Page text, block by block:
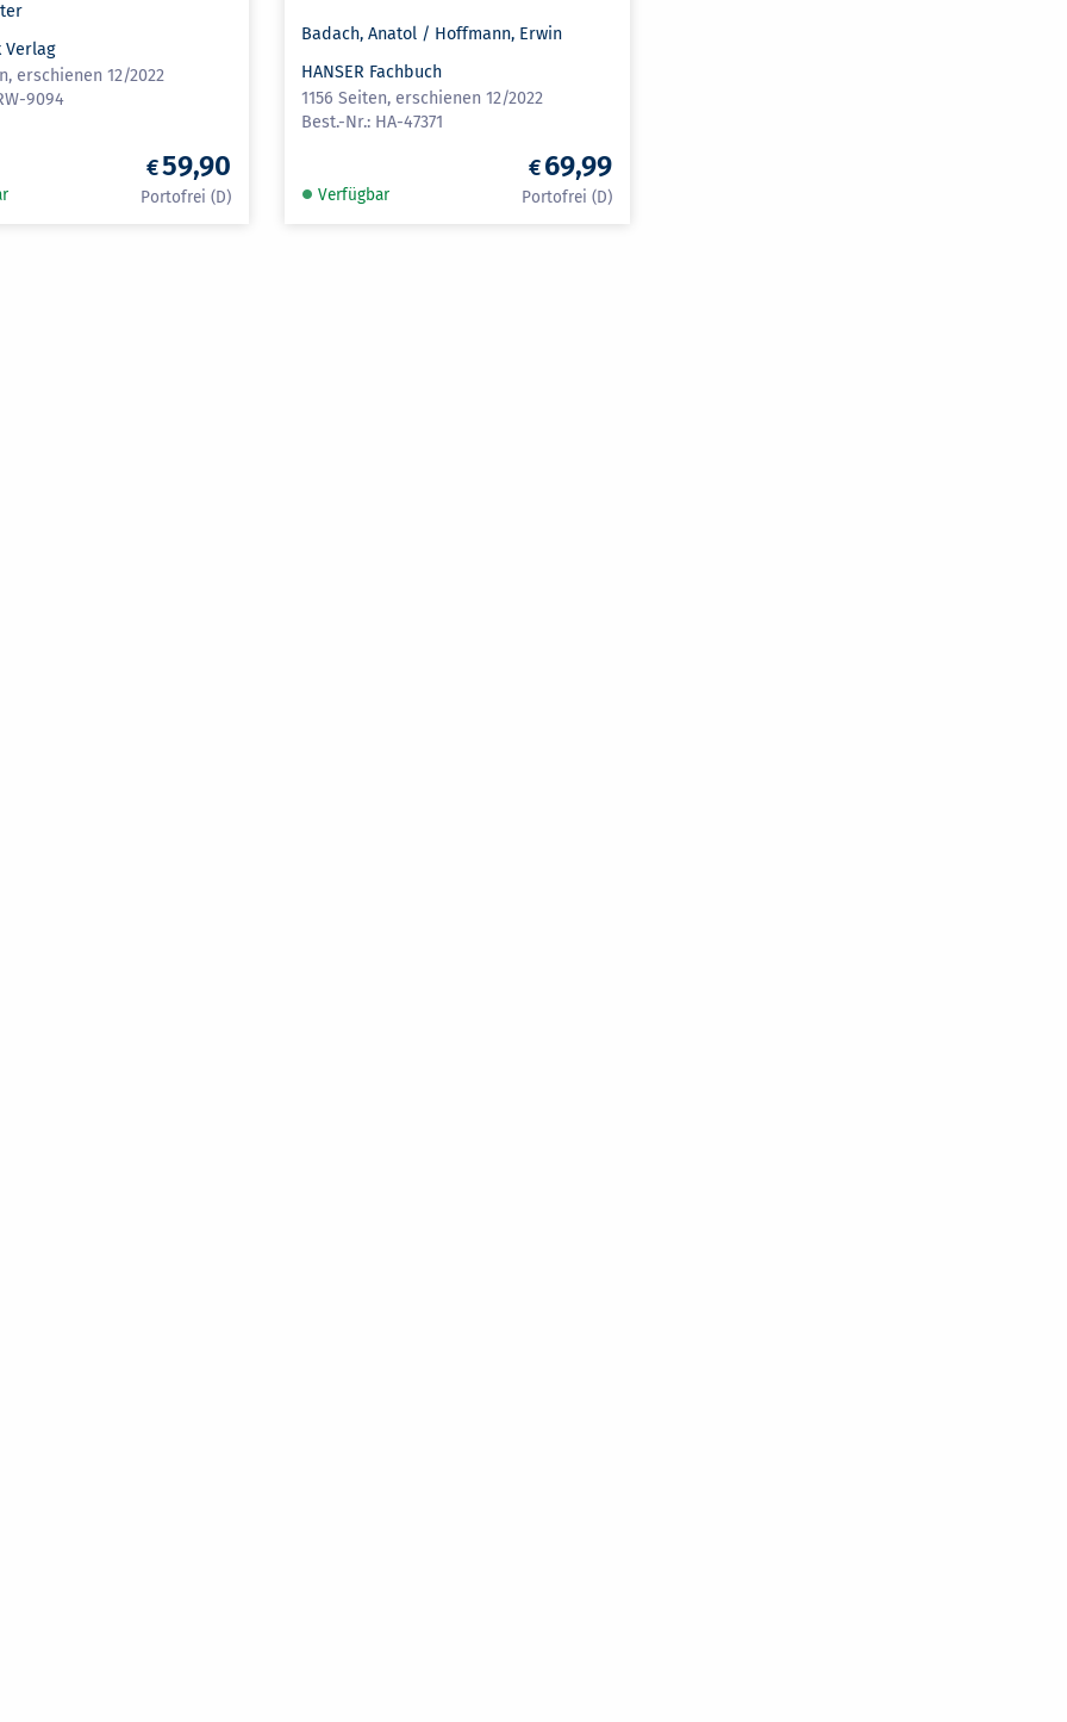
Verlag
erschienen 12/2022
9094
59,90
Badach, Anatol / Hoffmann, Erwin
HANSER Fachbuch
1156 Seiten, erschienen 12/2022
HA-47371
Verfügbar
69,99